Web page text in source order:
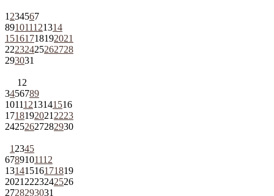
1 234567
891011121314
15161718192021
22232425262728
293031
1 2
3456789
10111213141516
1718192021 2223
24252627282930
1 2345
6789101112
13141516171819
2021 2223242526
2728293031